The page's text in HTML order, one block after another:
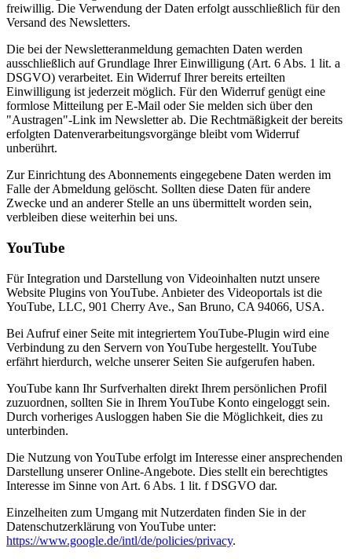
freiwillig. Die Verwendung der Daten erfolgt ausschließlich für den
Versand des Newsletters.
Die bei der Newsletteranmeldung gemachten Daten werden
ausschließlich auf Grundlage Ihrer Einwilligung (Art. 6 Abs. 1 lit. a
DSGVO) verarbeitet. Ein Widerruf Ihrer bereits erteilten
Einwilligung ist jederzeit möglich. Für den Widerruf genügt eine
formlose Mitteilung per E-Mail oder Sie melden sich über den
"Austragen"-Link im Newsletter ab. Die Rechtmäßigkeit der bereits
erfolgten Datenverarbeitungsvorgänge bleibt vom Widerruf
unberührt.
Zur Einrichtung des Abonnements eingegebene Daten werden im
Falle der Abmeldung gelöscht. Sollten diese Daten für andere
Zwecke und an anderer Stelle an uns übermittelt worden sein,
verbleiben diese weiterhin bei uns.
YouTube
Für Integration und Darstellung von Videoinhalten nutzt unsere
Website Plugins von YouTube. Anbieter des Videoportals ist die
YouTube, LLC, 901 Cherry Ave., San Bruno, CA 94066, USA.
Bei Aufruf einer Seite mit integriertem YouTube-Plugin wird eine
Verbindung zu den Servern von YouTube hergestellt. YouTube
erfährt hierdurch, welche unserer Seiten Sie aufgerufen haben.
YouTube kann Ihr Surfverhalten direkt Ihrem persönlichen Profil
zuzuordnen, sollten Sie in Ihrem YouTube Konto eingeloggt sein.
Durch vorheriges Ausloggen haben Sie die Möglichkeit, dies zu
unterbinden.
Die Nutzung von YouTube erfolgt im Interesse einer ansprechenden
Darstellung unserer Online-Angebote. Dies stellt ein berechtigtes
Interesse im Sinne von Art. 6 Abs. 1 lit. f DSGVO dar.
Einzelheiten zum Umgang mit Nutzerdaten finden Sie in der
Datenschutzerklärung von YouTube unter:
https://www.google.de/intl/de/policies/privacy.